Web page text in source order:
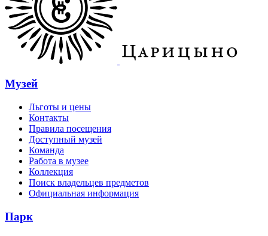
Музей
Льготы и цены
Контакты
Правила посещения
Доступный музей
Команда
Работа в музее
Коллекция
Поиск владельцев предметов
Официальная информация
Парк